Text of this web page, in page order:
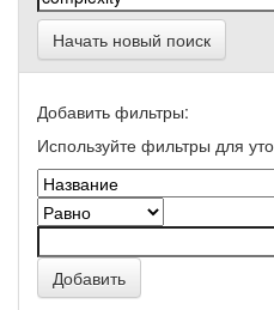
Начать новый поиск
Добавить фильтры:
Используйте фильтры для